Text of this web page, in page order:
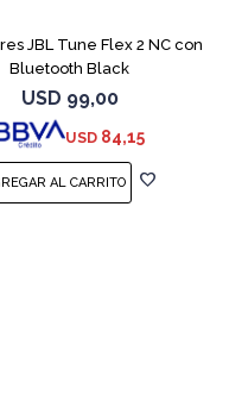
JBL Tune Flex 2 NC con
Bluetooth Black
USD 99,00
USD 84,15